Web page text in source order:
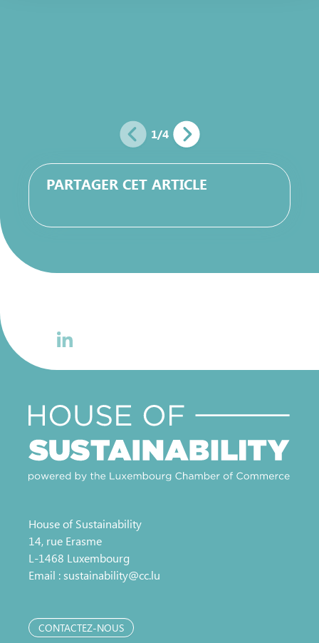
1/4
PARTAGER CET ARTICLE
House of Sustainability
14, rue Erasme
L-1468 Luxembourg
Email :sustainability@cc.lu
CONTACTEZ-NOUS